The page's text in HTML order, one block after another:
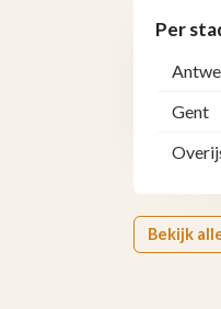
Per
Gent
Bekijk